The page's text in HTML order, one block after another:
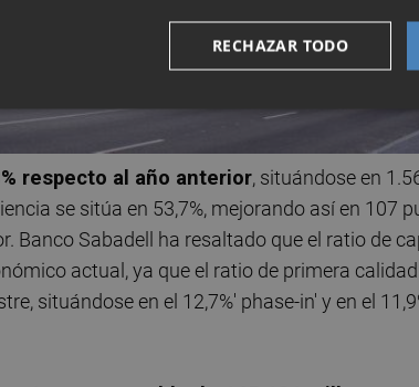
respecto al año anterior, situándose en
se sitúa en 53,7%, mejorando así en 107
Banco Sabadell ha resaltado que el ratio de
actual, ya que el ratio de primera
situándose en el 12,7%' phase-in' y en el
RECHAZAR TODO